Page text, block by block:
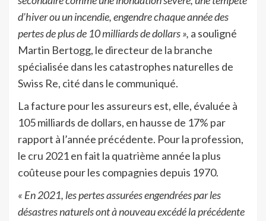
d’hiver ou un incendie, engendre chaque année des
pertes de plus de 10 milliards de dollars », a souligné
Martin Bertogg, le directeur de la branche
spécialisée dans les catastrophes naturelles de
Swiss Re, cité dans le communiqué.
La facture pour les assureurs est, elle, évaluée à
105 milliards de dollars, en hausse de 17% par
rapport à l’année précédente. Pour la profession,
le cru 2021 en fait la quatrième année la plus
coûteuse pour les compagnies depuis 1970.
« En 2021, les pertes assurées engendrées par les
désastres naturels ont à nouveau excédé la précédente